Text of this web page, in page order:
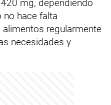
mg, dependiendo
no hace falta
regularmente
necesidades y